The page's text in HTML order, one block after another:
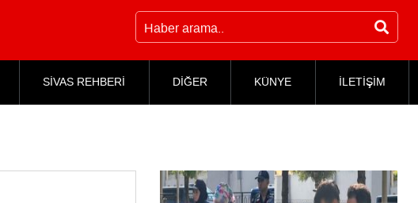
SİVAS REHBERİ DİĞER KÜNYE İLETİŞİM